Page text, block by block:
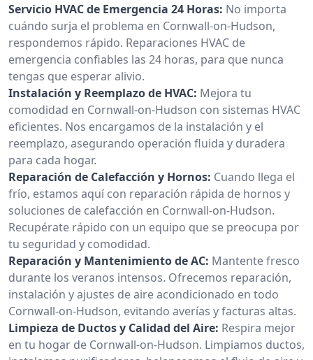
Servicio HVAC de Emergencia 24 Horas: No importa
cuándo surja el problema en Cornwall-on-Hudson,
respondemos rápido. Reparaciones HVAC de
emergencia confiables las 24 horas, para que nunca
tengas que esperar alivio.
Instalación y Reemplazo de HVAC: Mejora tu
comodidad en Cornwall-on-Hudson con sistemas HVAC
eficientes. Nos encargamos de la instalación y el
reemplazo, asegurando operación fluida y duradera
para cada hogar.
Reparación de Calefacción y Hornos: Cuando llega el
frío, estamos aquí con reparación rápida de hornos y
soluciones de calefacción en Cornwall-on-Hudson.
Recupérate rápido con un equipo que se preocupa por
tu seguridad y comodidad.
Reparación y Mantenimiento de AC: Mantente fresco
durante los veranos intensos. Ofrecemos reparación,
instalación y ajustes de aire acondicionado en todo
Cornwall-on-Hudson, evitando averías y facturas altas.
Limpieza de Ductos y Calidad del Aire: Respira mejor
en tu hogar de Cornwall-on-Hudson. Limpiamos ductos,